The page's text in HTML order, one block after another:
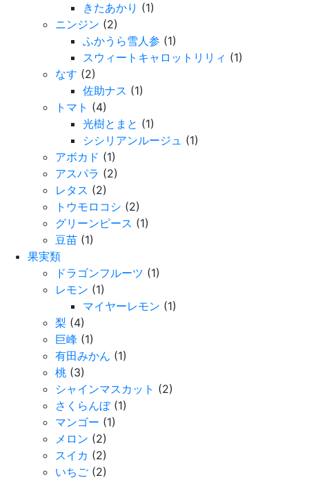
きたあかり (1)
ニンジン (2)
ふかうら雪人参 (1)
スウィートキャロットリリィ (1)
なす (2)
佐助ナス (1)
トマト (4)
光樹とまと (1)
シシリアンルージュ (1)
アボカド (1)
アスパラ (2)
レタス (2)
トウモロコシ (2)
グリーンピース (1)
豆苗 (1)
果実類
ドラゴンフルーツ (1)
レモン (1)
マイヤーレモン (1)
梨 (4)
巨峰 (1)
有田みかん (1)
桃 (3)
シャインマスカット (2)
さくらんぼ(1)
マンゴー (1)
メロン (2)
スイカ (2)
いちご (2)